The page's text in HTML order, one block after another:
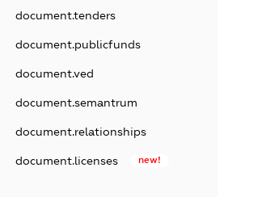
document.tenders
document.publicfunds
document.ved
document.semantrum
document.relationships
document.licenses new!